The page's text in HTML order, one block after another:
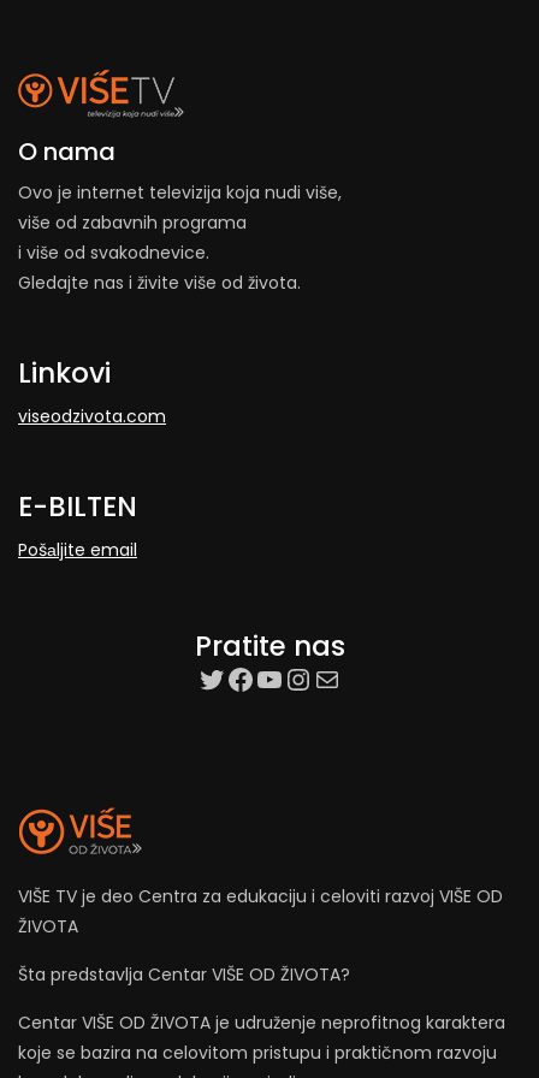
O nama
Ovo je internet televizija koja nudi više,
više od zabavnih programa
i više od svakodnevice.
Gledajte nas i živite više od života.
Linkovi
viseodzivota.com
E-BILTEN
Pošаljite email
Pratite nas
target=”_blank”
Facebook
YouTube
Instagram
Mail
VIŠE TV je deo Centra za edukaciju i celoviti razvoj VIŠE OD
ŽIVOTA
Šta predstavlja Centar VIŠE OD ŽIVOTA?
Centar VIŠE OD ŽIVOTA je udruženje neprofitnog karaktera
koje se bazira na celovitom pristupu i praktičnom razvoju